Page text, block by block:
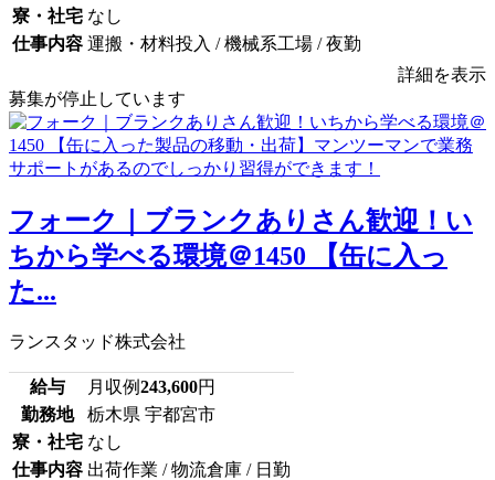
寮・社宅 なし
仕事内容 運搬・材料投入 / 機械系工場 / 夜勤
詳細を表示
募集が停止しています
フォーク｜ブランクありさん歓迎！い
ちから学べる環境＠1450 【缶に入っ
た...
ランスタッド株式会社
給与 月収例243,600円
勤務地
栃木県 宇都宮市
寮・社宅 なし
仕事内容 出荷作業 / 物流倉庫 / 日勤